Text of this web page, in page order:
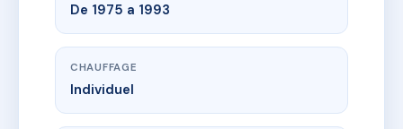
De 1975 a 1993
CHAUFFAGE
Individuel